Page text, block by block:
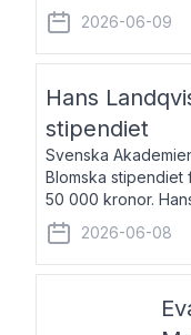
kronor vardera.
och forskare i
2026-06-09
Hans
stipendiet
Svenska
Blomska
50 000 kronor.
professor i
disputerade år
2026-06-08